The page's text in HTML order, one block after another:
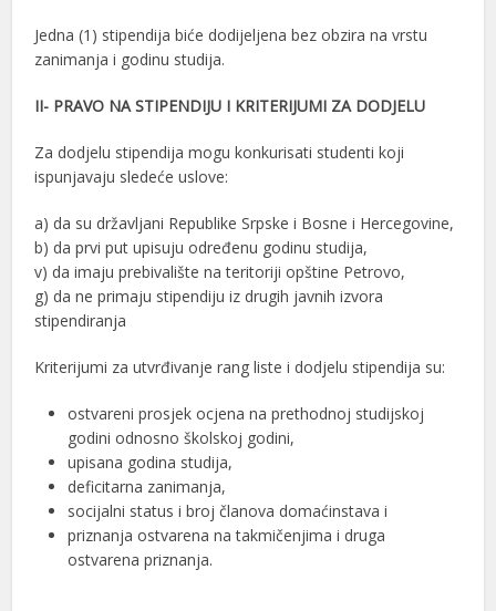
Jedna (1) stipendija biće dodijeljena bez obzira na vrstu
zanimanja i godinu studija.
II- PRAVO NA STIPENDIJU I KRITERIJUMI ZA DODJELU
Za dodjelu stipendija mogu konkurisati studenti koji
ispunjavaju sledeće uslove:
a) da su državljani Republike Srpske i Bosne i Hercegovine,
b) da prvi put upisuju određenu godinu studija,
v) da imaju prebivalište na teritoriji opštine Petrovo,
g) da ne primaju stipendiju iz drugih javnih izvora
stipendiranja
Kriterijumi za utvrđivanje rang liste i dodjelu stipendija su:
ostvareni prosjek ocjena na prethodnoj studijskoj
godini odnosno školskoj godini,
upisana godina studija,
deficitarna zanimanja,
socijalni status i broj članova domaćinstava i
priznanja ostvarena na takmičenjima i druga
ostvarena priznanja.